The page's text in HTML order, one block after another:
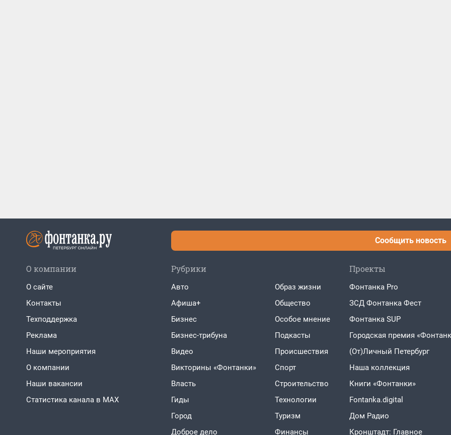
Сообщить новость
О компании
О сайте
Контакты
Техподдержка
Реклама
Наши мероприятия
О компании
Наши вакансии
Статистика канала в MAX
Рубрики
Авто
Афиша+
Бизнес
Бизнес-трибуна
Видео
Викторины «Фонтанки»
Власть
Гиды
Город
Доброе дело
Образ жизни
Общество
Особое мнение
Подкасты
Проиcшествия
Спорт
Строительство
Технологии
Туризм
Финансы
Проекты
Фонтанка Pro
ЗСД Фонтанка Фест
Фонтанка SUP
Городская премия
(От)Личный Петербург
Наша коллекция
Книги «Фонтанки»
Fontanka.digital
Дом Радио
Кронштадт: Главное